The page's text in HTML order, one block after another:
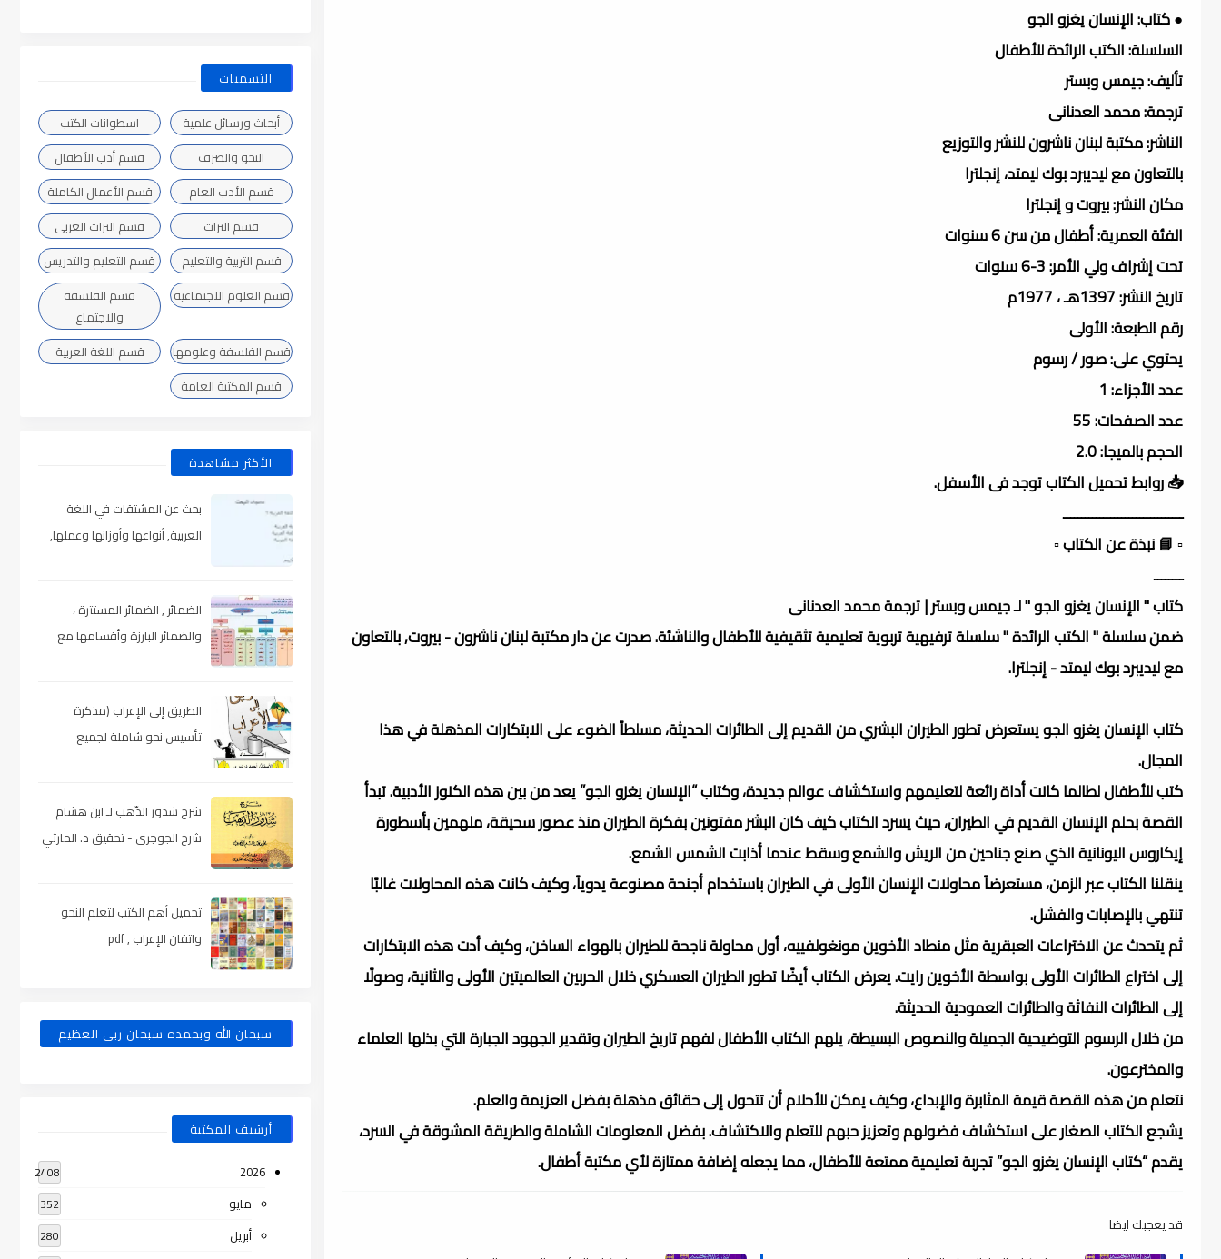
● كتاب: الإنسان يغزو الجو
السلسلة: الكتب الرائدة للأطفال
تأليف: جيمس وبستر
ترجمة: محمد العدنانى
الناشر: مكتبة لبنان ناشرون للنشر والتوزيع
بالتعاون مع ليديبرد بوك ليمتد، إنجلترا
مكان النشر: بيروت و إنجلترا
الفئة العمرية: أطفال من سن 6 سنوات
تحت إشراف ولي الأمر: 3-6 سنوات
تاريخ النشر: 1397هـ ، 1977م
رقم الطبعة: الأولى
يحتوي على: صور / رسوم
عدد الأجزاء: 1
عدد الصفحات: 55
الحجم بالميجا: 2.0
📥 روابط تحميل الكتاب توجد فى الأسفل.
ـــــــــــــــــــــــــــــــــ
▫️ 📘 نبذة عن الكتاب ▫️
ــــــــ
كتاب " الإنسان يغزو الجو " لـ جيمس وبستر | ترجمة محمد العدنانى
ضمن سلسلة " الكتب الرائدة " سلسلة ترفيهية تربوية تعليمية تثقيفية للأطفال والناشئة. صدرت عن دار مكتبة لبنان ناشرون - بيروت, بالتعاون
مع ليديبرد بوك ليمتد - إنجلترا.
كتاب الإنسان يغزو الجو يستعرض تطور الطيران البشري من القديم إلى الطائرات الحديثة، مسلطاً الضوء على الابتكارات المذهلة في هذا
المجال.
كتب للأطفال لطالما كانت أداة رائعة لتعليمهم واستكشاف عوالم جديدة، وكتاب “الإنسان يغزو الجو” يعد من بين هذه الكنوز الأدبية. تبدأ
القصة بحلم الإنسان القديم في الطيران، حيث يسرد الكتاب كيف كان البشر مفتونين بفكرة الطيران منذ عصور سحيقة، ملهمين بأسطورة
إيكاروس اليونانية الذي صنع جناحين من الريش والشمع وسقط عندما أذابت الشمس الشمع.
ينقلنا الكتاب عبر الزمن، مستعرضاً محاولات الإنسان الأولى في الطيران باستخدام أجنحة مصنوعة يدوياً، وكيف كانت هذه المحاولات غالبًا
تنتهي بالإصابات والفشل.
ثم يتحدث عن الاختراعات العبقرية مثل منطاد الأخوين مونغولفييه، أول محاولة ناجحة للطيران بالهواء الساخن، وكيف أدت هذه الابتكارات
إلى اختراع الطائرات الأولى بواسطة الأخوين رايت. يعرض الكتاب أيضًا تطور الطيران العسكري خلال الحربين العالميتين الأولى والثانية، وصولًا
إلى الطائرات النفاثة والطائرات العمودية الحديثة.
من خلال الرسوم التوضيحية الجميلة والنصوص البسيطة، يلهم الكتاب الأطفال لفهم تاريخ الطيران وتقدير الجهود الجبارة التي بذلها العلماء
والمخترعون.
نتعلم من هذه القصة قيمة المثابرة والإبداع، وكيف يمكن للأحلام أن تتحول إلى حقائق مذهلة بفضل العزيمة والعلم.
يشجع الكتاب الصغار على استكشاف فضولهم وتعزيز حبهم للتعلم والاكتشاف. بفضل المعلومات الشاملة والطريقة المشوقة في السرد،
يقدم “كتاب الإنسان يغزو الجو” تجربة تعليمية ممتعة للأطفال، مما يجعله إضافة ممتازة لأي مكتبة أطفال.
قد يعجبك ايضا
التسميات
أبحاث ورسائل علمية
اسطوانات الكتب
النحو والصرف
قسم أدب الأطفال
قسم الأدب العام
قسم الأعمال الكاملة
قسم التراث
قسم التراث العربى
قسم التربية والتعليم
قسم التعليم والتدريس
قسم العلوم الاجتماعية
قسم الفلسفة
والاجتماع
قسم الفلسفة وعلومها
قسم اللغة العربية
قسم المكتبة العامة
الأكثر مشاهدة
بحث عن المشتقات في اللغة
العربية, أنواعها وأوزانها وعملها,
الضمائر , الضمائر المستترة ،
والضمائر البارزة وأقسامها مع
الطريق إلى الإعراب (مذكرة
تأسيس نحو شاملة لجميع
شرح شذور الذّهب لـ ابن هشام
شرح الجوجرى - تحقيق د. الحارثي
تحميل أهم الكتب لتعلم النحو
واتقان الإعراب , pdf
سبحان الله وبحمده سبحان ربى العظيم
أرشيف المكتبة
2026
2408
مايو 352
أبريل 280